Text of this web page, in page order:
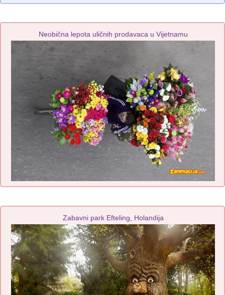
Neobična lepota uličnih prodavaca u Vijetnamu
Zabavni park Efteling, Holandija